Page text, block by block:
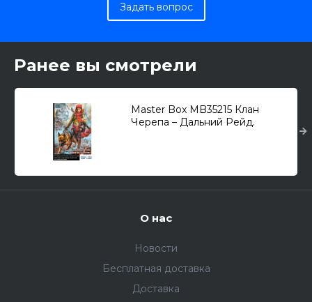
Задать вопрос
Ранее вы смотрели
Master Box MB35215 Клан
Черепа – Дальний Рейд.
О нас
Новости
Бесплатная доставка
Доставка